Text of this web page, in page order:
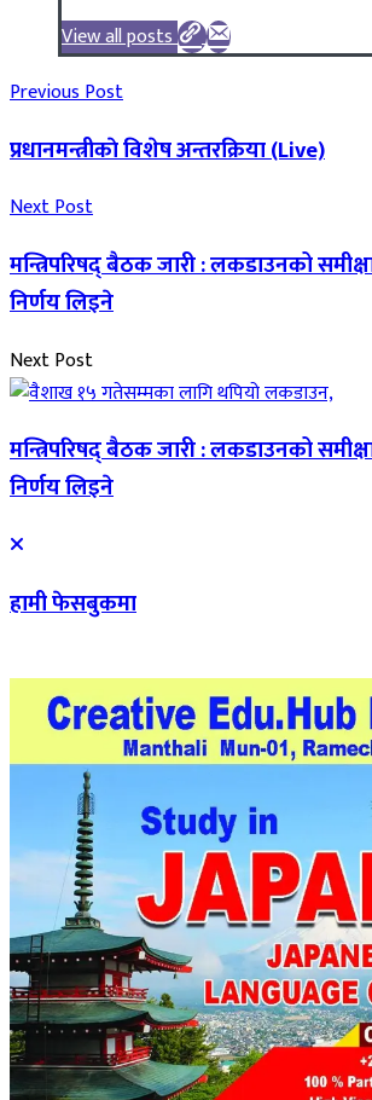
View all posts
Previous Post
प्रधानमन्त्रीकाे विशेष अन्तरक्रिया (Live)
Next Post
मन्त्रिपरिषद् बैठक जारी : लकडाउनको
निर्णय लिइने
Next Post
मन्त्रिपरिषद् बैठक जारी : लकडाउनको
निर्णय लिइने
हामी फेसबुकमा